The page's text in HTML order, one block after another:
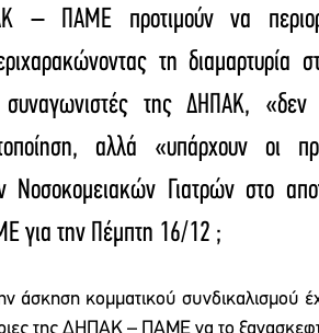
– ΠΑΜΕ προτιμούν να
τη διαμαρτυρία
συναγωνιστές της ΔΗΠΑΚ, «δεν
αλλά «υπάρχουν οι
Νοσοκομειακών Γιατρών στο
για την Πέμπτη 16/12 ;
άσκηση κομματικού συνδικαλισμού